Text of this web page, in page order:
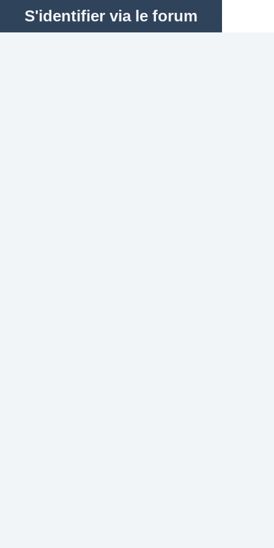
S'identifier via le forum